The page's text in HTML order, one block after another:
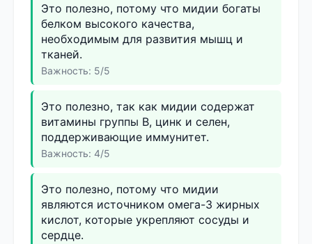
Это полезно, потому что мидии богаты
белком высокого качества,
необходимым для развития мышц и
тканей.
Важность: 5/5
Это полезно, так как мидии содержат
витамины группы B, цинк и селен,
поддерживающие иммунитет.
Важность: 4/5
Это полезно, потому что мидии
являются источником омега-3 жирных
кислот, которые укрепляют сосуды и
сердце.